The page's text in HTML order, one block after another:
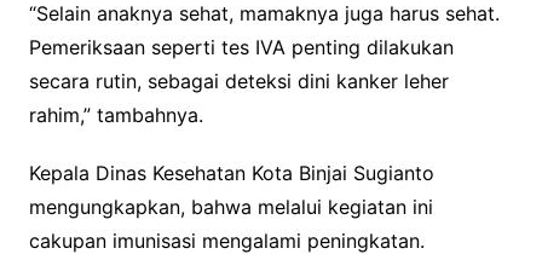
“Selain anaknya sehat, mamaknya juga harus sehat.
Pemeriksaan seperti tes IVA penting dilakukan
secara rutin, sebagai deteksi dini kanker leher
rahim,” tambahnya.
Kepala Dinas Kesehatan Kota Binjai Sugianto
mengungkapkan, bahwa melalui kegiatan ini
cakupan imunisasi mengalami peningkatan.